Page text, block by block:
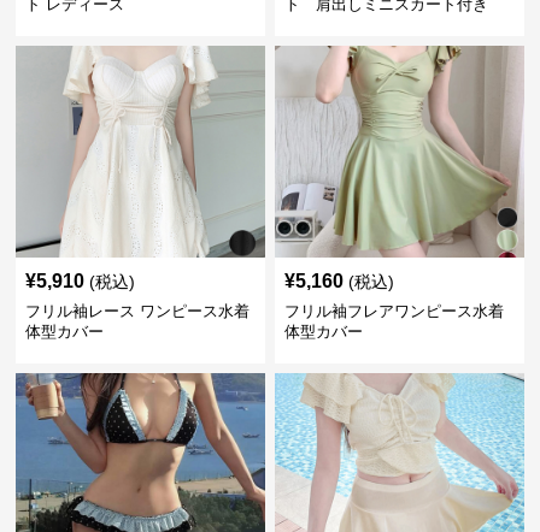
ト レディース
ト 肩出しミニスカート付き
¥5,910 (税込)
フリル袖レース ワンピース水着
体型カバー
¥5,160 (税込)
フリル袖フレアワンピース水着
体型カバー